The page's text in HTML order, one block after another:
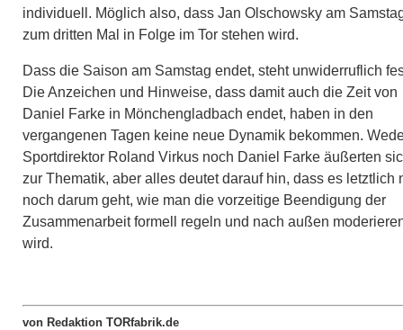
individuell. Möglich also, dass Jan Olschowsky am
zum dritten Mal in Folge im Tor stehen wird.
Dass die Saison am Samstag endet, steht unwiderruflich
Die Anzeichen und Hinweise, dass damit auch die Zeit von
Daniel Farke in Mönchengladbach endet, haben in den
vergangenen Tagen keine neue Dynamik bekommen.
Sportdirektor Roland Virkus noch Daniel Farke äußerten
zur Thematik, aber alles deutet darauf hin, dass es letztlich
noch darum geht, wie man die vorzeitige Beendigung der
Zusammenarbeit formell regeln und nach außen
wird.
von Redaktion TORfabrik.de